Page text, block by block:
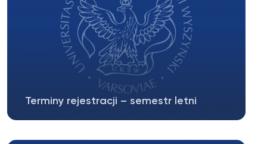
Terminy rejestracji – semestr letni
tury II tura 13-14.02.2024...